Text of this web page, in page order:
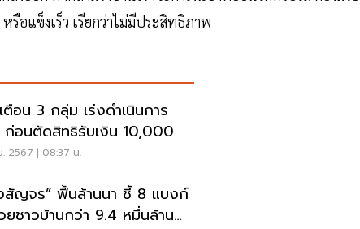
รือแข็งเร็ว เรียกว่าไม่มีประสิทธิภาพ
ตือน 3 กลุ่ม เร่งดำเนินการ
อนตัดสิทธิรับเงิน 10,000
2567 | 08:37 น.
สัญจร” ฟื้นล้านนา ชี้ 8 แบงก์
ยชาวบ้านกว่า 9.4 หมื่นล้าน